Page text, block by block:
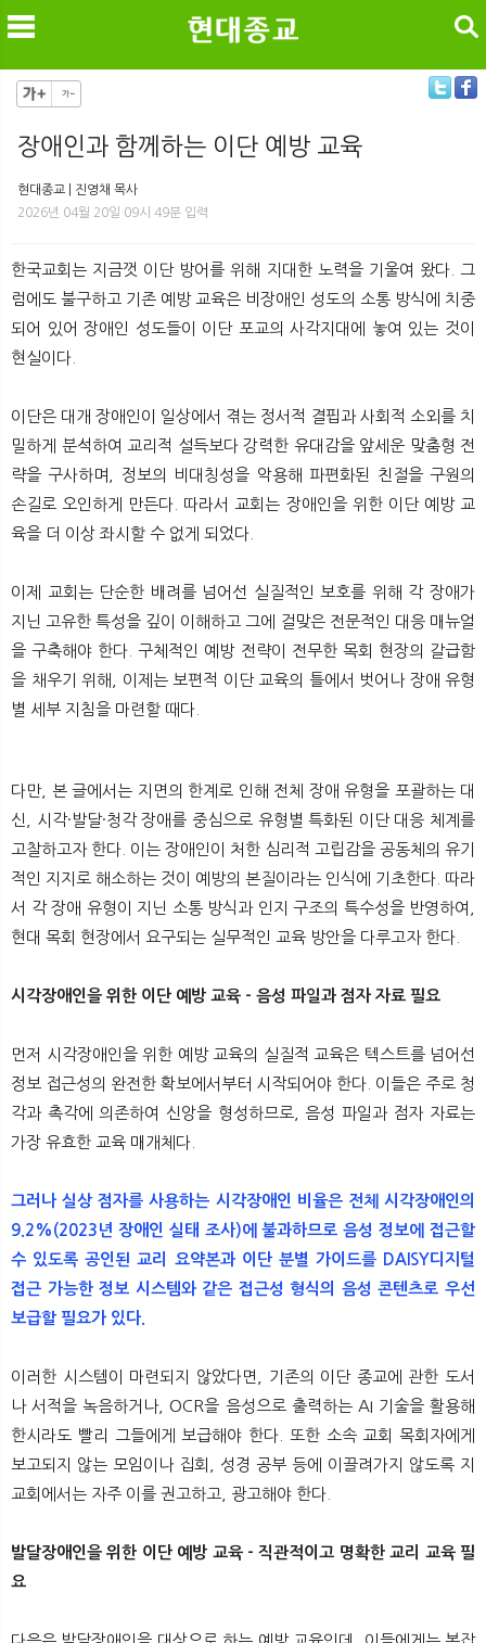
뉴 색
검색
장애인과 함께하는 이단 예방 교육
현대종교 | 진영채 목사
2026년 04월 20일 09시 49분 입력
한국교회는 지금껏 이단 방어를 위해 지대한 노력을 기울여 왔다. 그
럼에도 불구하고 기존 예방 교육은 비장애인 성도의 소통 방식에 치중
되어 있어 장애인 성도들이 이단 포교의 사각지대에 놓여 있는 것이
현실이다.
이단은 대개 장애인이 일상에서 겪는 정서적 결핍과 사회적 소외를 치
밀하게 분석하여 교리적 설득보다 강력한 유대감을 앞세운 맞춤형 전
략을 구사하며, 정보의 비대칭성을 악용해 파편화된 친절을 구원의
손길로 오인하게 만든다. 따라서 교회는 장애인을 위한 이단 예방 교
육을 더 이상 좌시할 수 없게 되었다.
이제 교회는 단순한 배려를 넘어선 실질적인 보호를 위해 각 장애가
지닌 고유한 특성을 깊이 이해하고 그에 걸맞은 전문적인 대응 매뉴얼
을 구축해야 한다. 구체적인 예방 전략이 전무한 목회 현장의 갈급함
을 채우기 위해, 이제는 보편적 이단 교육의 틀에서 벗어나 장애 유형
별 세부 지침을 마련할 때다.
다만, 본 글에서는 지면의 한계로 인해 전체 장애 유형을 포괄하는 대
신, 시각·발달·청각 장애를 중심으로 유형별 특화된 이단 대응 체계를
고찰하고자 한다. 이는 장애인이 처한 심리적 고립감을 공동체의 유기
적인 지지로 해소하는 것이 예방의 본질이라는 인식에 기초한다. 따라
서 각 장애 유형이 지닌 소통 방식과 인지 구조의 특수성을 반영하여,
현대 목회 현장에서 요구되는 실무적인 교육 방안을 다루고자 한다.
시각장애인을 위한 이단 예방 교육 - 음성 파일과 점자 자료 필요
먼저 시각장애인을 위한 예방 교육의 실질적 교육은 텍스트를 넘어선
정보 접근성의 완전한 확보에서부터 시작되어야 한다. 이들은 주로 청
각과 촉각에 의존하여 신앙을 형성하므로, 음성 파일과 점자 자료는
가장 유효한 교육 매개체다.
그러나 실상 점자를 사용하는 시각장애인 비율은 전체 시각장애인의
9.2%(2023년 장애인 실태 조사)에 불과하므로 음성 정보에 접근할
수 있도록 공인된 교리 요약본과 이단 분별 가이드를 DAISY디지털
접근 가능한 정보 시스템와 같은 접근성 형식의 음성 콘텐츠로 우선
보급할 필요가 있다.
이러한 시스템이 마련되지 않았다면, 기존의 이단 종교에 관한 도서
나 서적을 녹음하거나, OCR을 음성으로 출력하는 AI 기술을 활용해
한시라도 빨리 그들에게 보급해야 한다. 또한 소속 교회 목회자에게
보고되지 않는 모임이나 집회, 성경 공부 등에 이끌려가지 않도록 지
교회에서는 자주 이를 권고하고, 광고해야 한다.
발달장애인을 위한 이단 예방 교육 - 직관적이고 명확한 교리 교육 필
요